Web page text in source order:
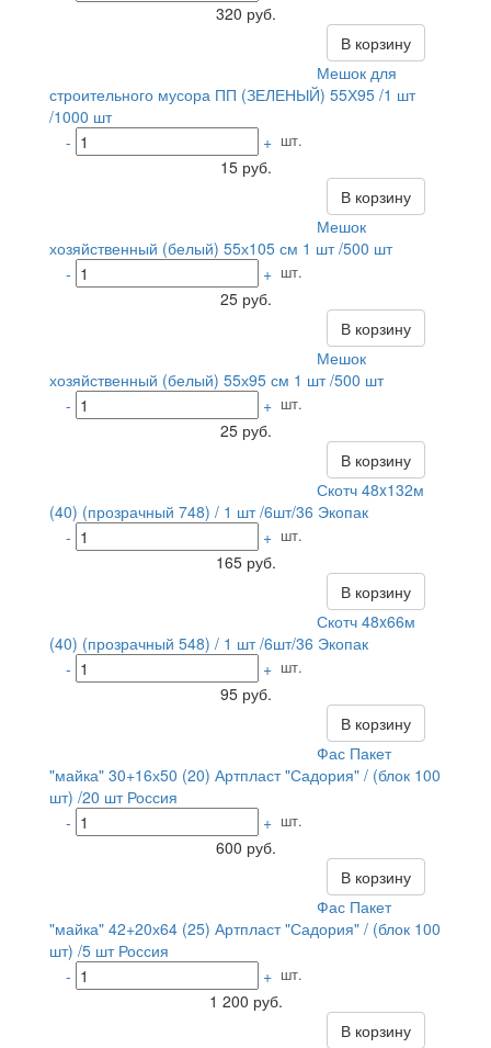
320 руб.
В корзину
Мешок для
строительного мусора ПП (ЗЕЛЕНЫЙ) 55Х95 /1 шт
/1000 шт
-
+ шт.
15 руб.
В корзину
Мешок
хозяйственный (белый) 55х105 см 1 шт /500 шт
-
+ шт.
25 руб.
В корзину
Мешок
хозяйственный (белый) 55х95 см 1 шт /500 шт
-
+ шт.
25 руб.
В корзину
Скотч 48x132м
(40) (прозрачный 748) / 1 шт /6шт/36 Экопак
-
+ шт.
165 руб.
В корзину
Скотч 48x66м
(40) (прозрачный 548) / 1 шт /6шт/36 Экопак
-
+ шт.
95 руб.
В корзину
Фас Пакет
"майка" 30+16х50 (20) Артпласт "Садория" / (блок 100
шт) /20 шт Россия
-
+ шт.
600 руб.
В корзину
Фас Пакет
"майка" 42+20х64 (25) Артпласт "Садория" / (блок 100
шт) /5 шт Россия
-
+ шт.
1 200 руб.
В корзину